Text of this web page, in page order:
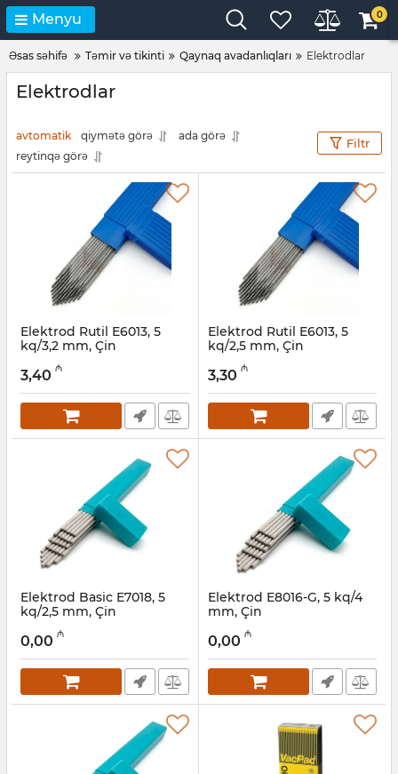
Menyu 0
Əsas səhifə Təmir və tikinti Qaynaq avadanlıqları Elektrodlar
Elektrodlar
avtomatik qiymətə görə
ada görə
reytinqə görə
Filtr
Elektrod Rutil E6013, 5
kq/3,2 mm, Çin
003002044
3,40 ₼
Elektrod Rutil E6013, 5
kq/2,5 mm, Çin
3,30 ₼
Elektrod Basic E7018, 5
kq/2,5 mm, Çin
003002041
0,00 ₼
Elektrod E8016-G, 5 kq/4
mm, Çin
003002040
0,00 ₼